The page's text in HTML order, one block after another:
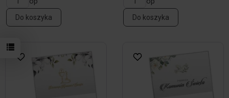
Do koszyka Do koszyka